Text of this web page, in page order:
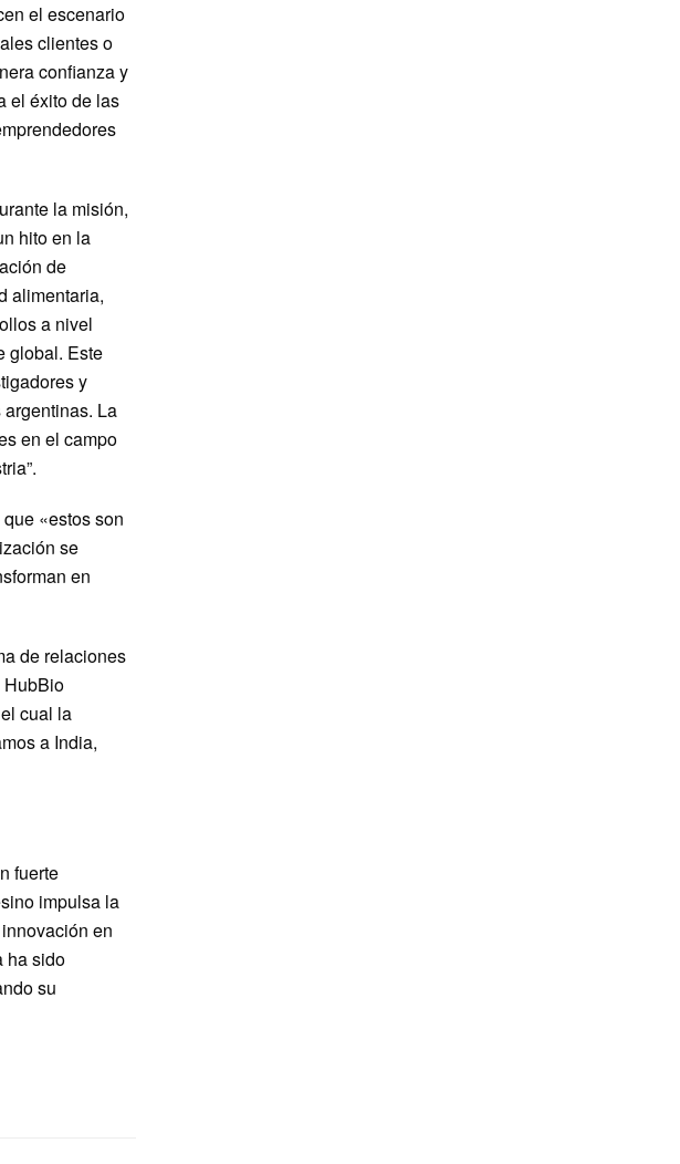
el escenario
clientes o
confianza y
el éxito de las
la misión,
hito en la
de
alimentaria,
a nivel
global. Este
y
La
en el campo
«estos son
se
en
de relaciones
HubBio
cual la
a India,
fuerte
impulsa la
en
ha sido
su